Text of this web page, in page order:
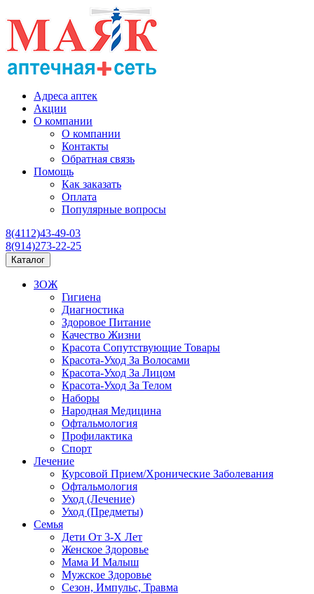
Адреса аптек
Акции
О компании
О компании
Контакты
Обратная связь
Помощь
Как заказать
Оплата
Популярные вопросы
8(4112)43-49-03
8(914)273-22-25
Каталог
ЗОЖ
Гигиена
Диагностика
Здоровое Питание
Качество Жизни
Красота Сопутствующие Товары
Красота-Уход За Волосами
Красота-Уход За Лицом
Красота-Уход За Телом
Наборы
Народная Медицина
Офтальмология
Профилактика
Спорт
Лечение
Курсовой Прием/Хронические Заболевания
Офтальмология
Уход (Лечение)
Уход (Предметы)
Семья
Дети От 3-Х Лет
Женское Здоровье
Мама И Малыш
Мужское Здоровье
Сезон, Импульс, Травма